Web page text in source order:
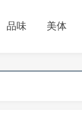
品味 美体